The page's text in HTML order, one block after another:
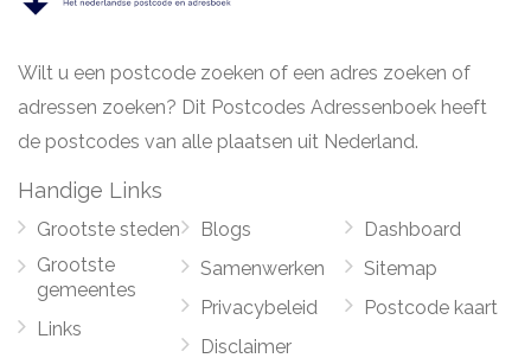
Wilt u een postcode zoeken of een adres zoeken of
adressen zoeken? Dit Postcodes Adressenboek heeft
de postcodes van alle plaatsen uit Nederland.
Handige Links
Grootste steden
Grootste
gemeentes
Links
Blogs
Samenwerken
Privacybeleid
Disclaimer
Dashboard
Sitemap
Postcode kaart